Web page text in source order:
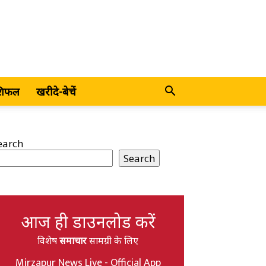
खरीदे-बेचें
Search
आज ही डाउनलोड करें
विशेषसमाचारसामग्री के लिए